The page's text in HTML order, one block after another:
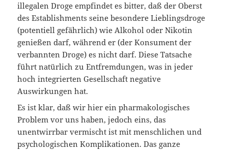
illegalen Droge empfindet es bitter, daß der Oberst
des Establishments seine besondere Lieblingsdroge
(potentiell gefährlich) wie Alkohol oder Nikotin
genießen darf, während er (der Konsument der
verbannten Droge) es nicht darf. Diese Tatsache
führt natürlich zu Entfremdungen, was in jeder
hoch integrierten Gesellschaft negative
Auswirkungen hat.
Es ist klar, daß wir hier ein pharmakologisches
Problem vor uns haben, jedoch eins, das
unentwirrbar vermischt ist mit menschlichen und
psychologischen Komplikationen. Das ganze